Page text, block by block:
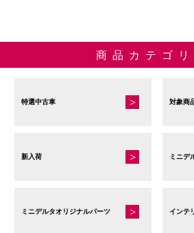
商品カテゴリ
特選中古車 対象商
新入荷 ミニデ
ミニデルタオリジナルパーツ インテ